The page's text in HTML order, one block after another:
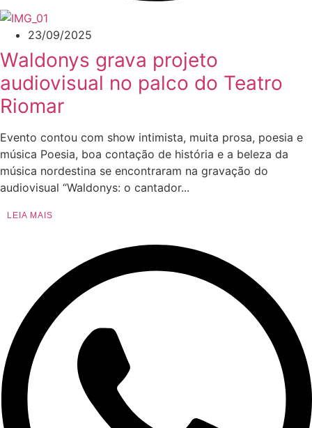
23/09/2025
Waldonys grava projeto
audiovisual no palco do Teatro
Riomar
Evento contou com show intimista, muita prosa, poesia e
música Poesia, boa contação de história e a beleza da
música nordestina se encontraram na gravação do
audiovisual “Waldonys: o cantador...
LEIA MAIS